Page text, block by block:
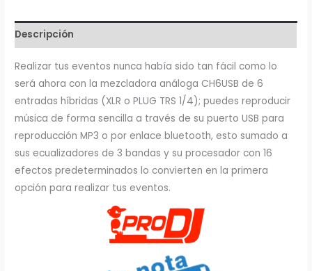
Pro
Dj
Descripción
Realizar tus eventos nunca había sido tan fácil como lo
será ahora con la mezcladora análoga CH6USB de 6
entradas híbridas (XLR o PLUG TRS 1/4); puedes reproducir
música de forma sencilla a través de su puerto USB para
reproducción MP3 o por enlace bluetooth, esto sumado a
sus ecualizadores de 3 bandas y su procesador con 16
efectos predeterminados lo convierten en la primera
opción para realizar tus eventos.